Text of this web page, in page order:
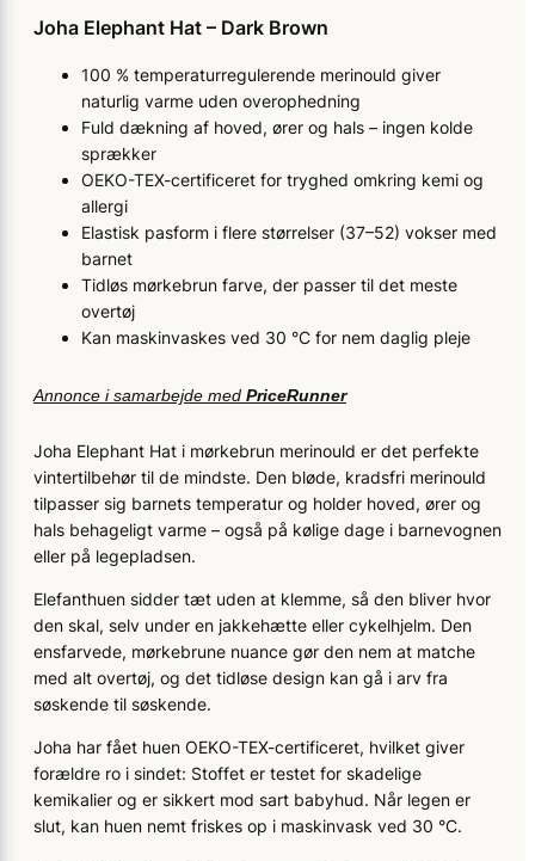
Joha Elephant Hat – Dark Brown
100 % temperaturregulerende merinould giver
naturlig varme uden overophedning
Fuld dækning af hoved, ører og hals – ingen kolde
sprækker
OEKO-TEX-certificeret for tryghed omkring kemi og
allergi
Elastisk pasform i flere størrelser (37–52) vokser med
barnet
Tidløs mørkebrun farve, der passer til det meste
overtøj
Kan maskinvaskes ved 30 °C for nem daglig pleje
Annonce i samarbejde med PriceRunner
Joha Elephant Hat i mørkebrun merinould er det perfekte
vintertilbehør til de mindste. Den bløde, kradsfri merinould
tilpasser sig barnets temperatur og holder hoved, ører og
hals behageligt varme – også på kølige dage i barnevognen
eller på legepladsen.
Elefanthuen sidder tæt uden at klemme, så den bliver hvor
den skal, selv under en jakkehætte eller cykelhjelm. Den
ensfarvede, mørkebrune nuance gør den nem at matche
med alt overtøj, og det tidløse design kan gå i arv fra
søskende til søskende.
Joha har fået huen OEKO-TEX-certificeret, hvilket giver
forældre ro i sindet: Stoffet er testet for skadelige
kemikalier og er sikkert mod sart babyhud. Når legen er
slut, kan huen nemt friskes op i maskinvask ved 30 °C.